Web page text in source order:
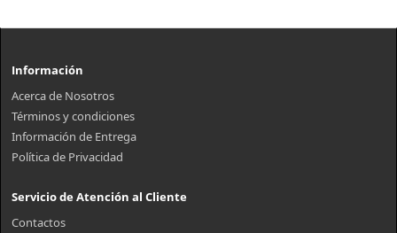
Información
Acerca de Nosotros
Términos y condiciones
Información de Entrega
Política de Privacidad
Servicio de Atención al Cliente
Contactos